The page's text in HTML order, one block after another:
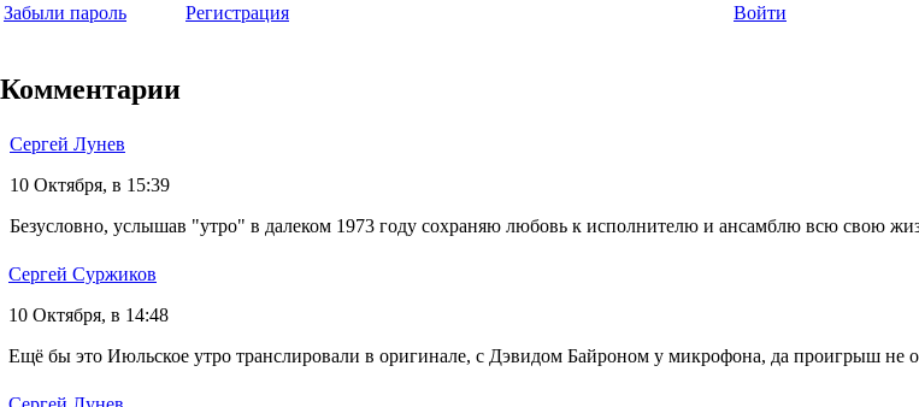
Забыли пароль
Регистрация Войти
Комментарии
Сергей Лунев
10 Октября, в 15:39
Безусловно, услышав "утро" в далеком 1973 году сохраняю любовь к исполнителю и ансамблю всю свою
Сергей Суржиков
10 Октября, в 14:48
Ещё бы это Июльское утро транслировали в оригинале, с Дэвидом Байроном у микрофона, да проигрыш не